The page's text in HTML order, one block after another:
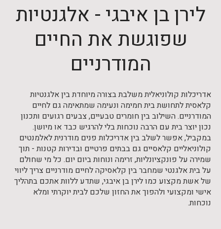
לירן בן איבגי - אלגנטיות
שפוגשת את החיים
המודרניים
אדריכלות קולוניאלית משלבת בצורה מיוחדת בין אלגנטיות
קלאסית לתחושת בית חמימה ונעימה שמתאימה גם לחיים
המודרניים. השילוב בין חומרים טבעיים, צבעים רגועים ותכנון
נכון יוצר בית עם הרבה נוכחות בלי להרגיש כבד או מיושן.
במקביל, אפשר לשלב בין אדריכלות פנים מודרנית לאלמנטים
קולוניאליים קלאסיים גם בבתים פרטיים ובדירות קטנות - תוך
שמירה על פונקציונליות, זרימה ונוחות ביום יום. כל מי שחולם
על בית אלגנטי שמחבר בין קלאסיקה לחיים מודרניים צריך ליווי
של אשת מקצוע כמו לירן בן איבגי, שתדע ללוות אתכם בתהליך
אישי ומקצועי ולהפוך את החזון שלכם לבית יוקרתי ומלא
נוכחות.